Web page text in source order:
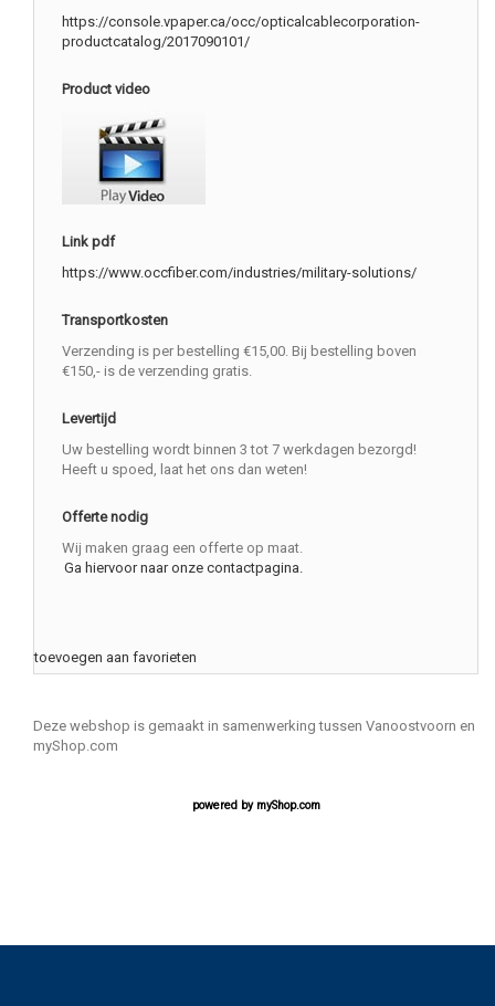
https://console.vpaper.ca/occ/opticalcablecorporation-
productcatalog/2017090101/
Product video
Link pdf
https://www.occfiber.com/industries/military-solutions/
Transportkosten
Verzending is per bestelling €15,00. Bij bestelling boven
€150,- is de verzending gratis.
Levertijd
Uw bestelling wordt binnen 3 tot 7 werkdagen bezorgd!
Heeft u spoed, laat het ons dan weten!
Offerte nodig
Wij maken graag een offerte op maat.
Ga hiervoor naar onze contactpagina.
toevoegen aan favorieten
Deze webshop is gemaakt in samenwerking tussen Vanoostvoorn en
myShop.com
powered by myShop.com